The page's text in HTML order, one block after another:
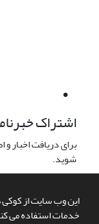
این وب سایت از کوکی
خدمات استفاده می
اشتراک
برای دریافت اخبار
شوید.